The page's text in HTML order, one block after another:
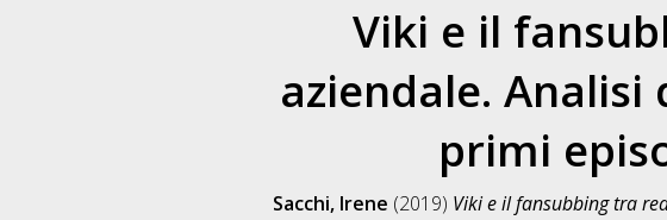
Viki e il
aziendale.
primi
Sacchi, Irene (2019) Viki e il fansubbing tra